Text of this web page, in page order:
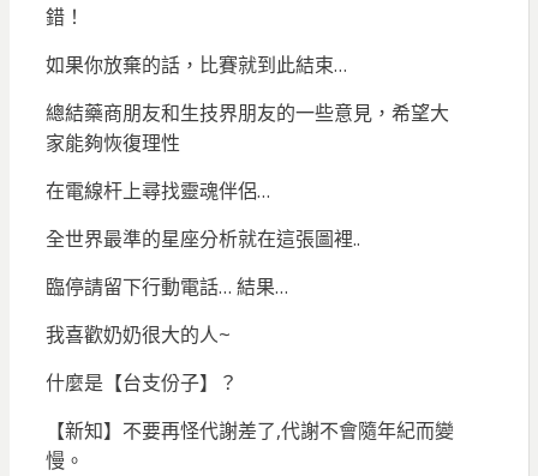
錯！
如果你放棄的話，比賽就到此結束…
總結藥商朋友和生技界朋友的一些意見，希望大
家能夠恢復理性
在電線杆上尋找靈魂伴侶…
全世界最準的星座分析就在這張圖裡..
臨停請留下行動電話… 結果…
我喜歡奶奶很大的人~
什麼是【台支份子】？
【新知】不要再怪代謝差了,代謝不會隨年紀而變
慢。